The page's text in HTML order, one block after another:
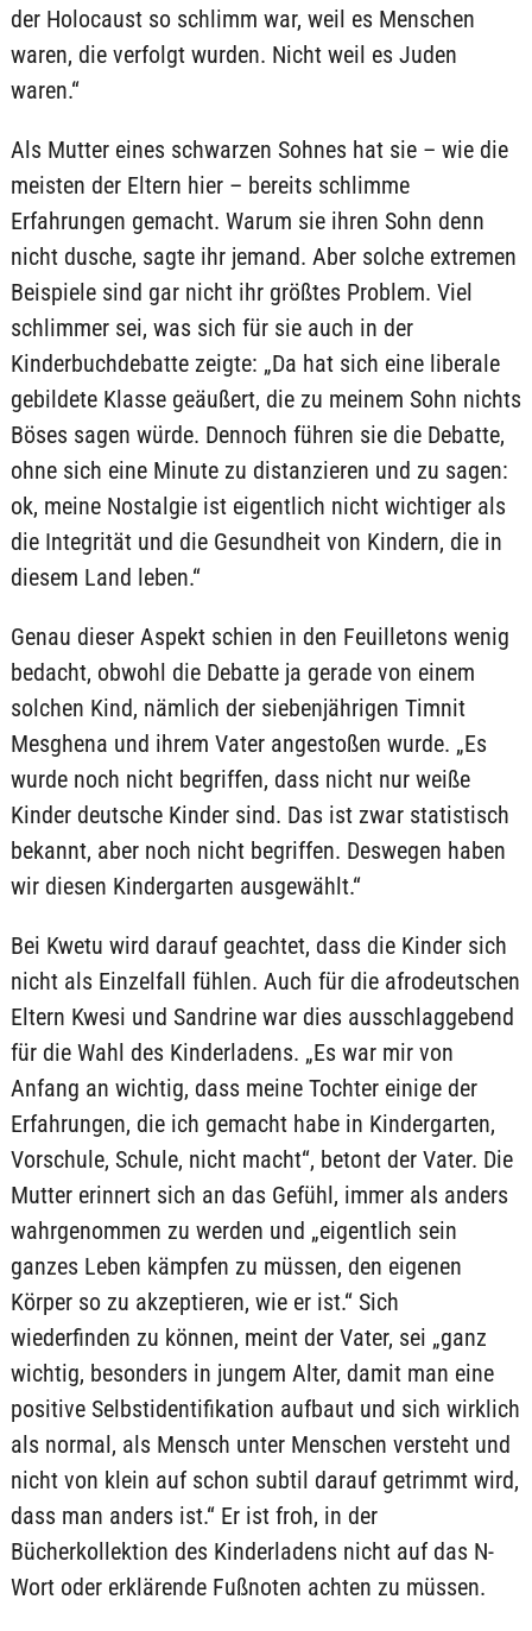
der Holocaust so schlimm war, weil es Menschen
waren, die verfolgt wurden. Nicht weil es Juden
waren.“
Als Mutter eines schwarzen Sohnes hat sie – wie die
meisten der Eltern hier – bereits schlimme
Erfahrungen gemacht. Warum sie ihren Sohn denn
nicht dusche, sagte ihr jemand. Aber solche extremen
Beispiele sind gar nicht ihr größtes Problem. Viel
schlimmer sei, was sich für sie auch in der
Kinderbuchdebatte zeigte: „Da hat sich eine liberale
gebildete Klasse geäußert, die zu meinem Sohn nichts
Böses sagen würde. Dennoch führen sie die Debatte,
ohne sich eine Minute zu distanzieren und zu sagen:
ok, meine Nostalgie ist eigentlich nicht wichtiger als
die Integrität und die Gesundheit von Kindern, die in
diesem Land leben.“
Genau dieser Aspekt schien in den Feuilletons wenig
bedacht, obwohl die Debatte ja gerade von einem
solchen Kind, nämlich der siebenjährigen Timnit
Mesghena und ihrem Vater angestoßen wurde. „Es
wurde noch nicht begriffen, dass nicht nur weiße
Kinder deutsche Kinder sind. Das ist zwar statistisch
bekannt, aber noch nicht begriffen. Deswegen haben
wir diesen Kindergarten ausgewählt.“
Bei Kwetu wird darauf geachtet, dass die Kinder sich
nicht als Einzelfall fühlen. Auch für die afrodeutschen
Eltern Kwesi und Sandrine war dies ausschlaggebend
für die Wahl des Kinderladens. „Es war mir von
Anfang an wichtig, dass meine Tochter einige der
Erfahrungen, die ich gemacht habe in Kindergarten,
Vorschule, Schule, nicht macht“, betont der Vater. Die
Mutter erinnert sich an das Gefühl, immer als anders
wahrgenommen zu werden und „eigentlich sein
ganzes Leben kämpfen zu müssen, den eigenen
Körper so zu akzeptieren, wie er ist.“ Sich
wiederfinden zu können, meint der Vater, sei „ganz
wichtig, besonders in jungem Alter, damit man eine
positive Selbstidentifikation aufbaut und sich wirklich
als normal, als Mensch unter Menschen versteht und
nicht von klein auf schon subtil darauf getrimmt wird,
dass man anders ist.“ Er ist froh, in der
Bücherkollektion des Kinderladens nicht auf das N-
Wort oder erklärende Fußnoten achten zu müssen.